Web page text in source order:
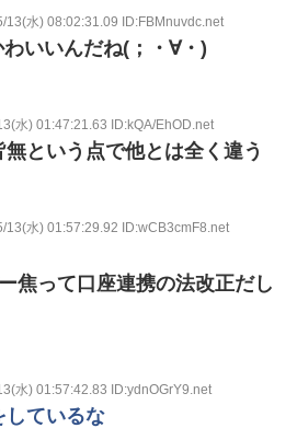
13(水) 08:02:31.09 ID:FBMnuvdc.net
わいいんだね(；・∀・)
水) 01:47:21.63 ID:kQA/EhOD.net
という点で他とは全く違う
13(水) 01:57:29.92 ID:wCB3cmF8.net
焦って口座連携の法改正だし
水) 01:57:42.83 ID:ydnOGrY9.net
しているな